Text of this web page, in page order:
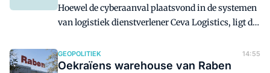
Hoewel de cyberaanval plaatsvond in de systemen
van logistiek dienstverlener Ceva Logistics, ligt de
verwerking en bescherming van
persoonsgegevens bij het bedrijf van wie de
GEOPOLITIEK 14:55
Oekraïens warehouse van Raben